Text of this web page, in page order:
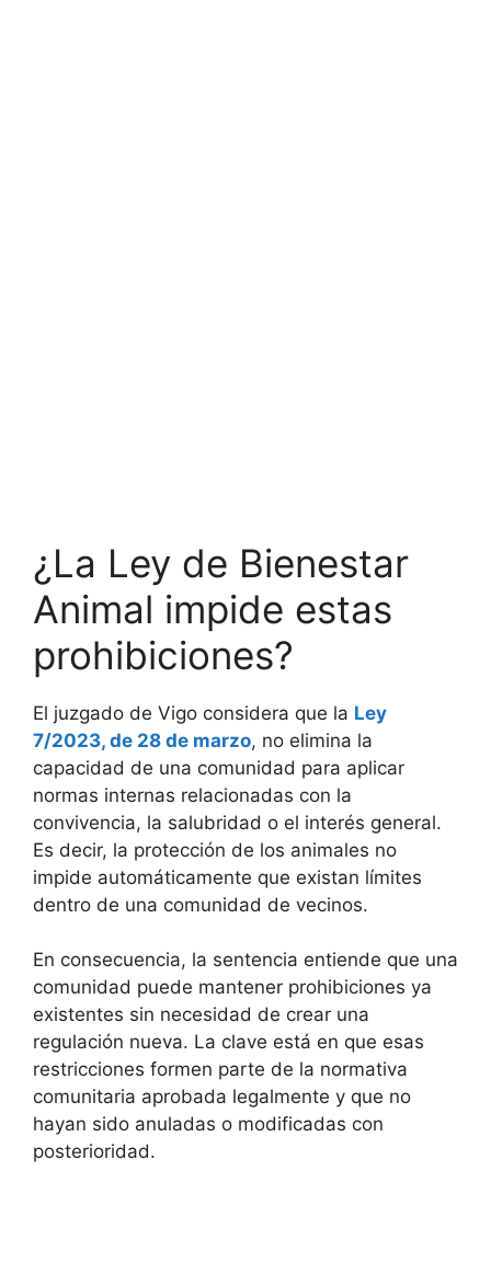
¿La Ley de Bienestar
Animal impide estas
prohibiciones?
El juzgado de Vigo considera que la Ley
7/2023, de 28 de marzo, no elimina la
capacidad de una comunidad para aplicar
normas internas relacionadas con la
convivencia, la salubridad o el interés general.
Es decir, la protección de los animales no
impide automáticamente que existan límites
dentro de una comunidad de vecinos.
En consecuencia, la sentencia entiende que una
comunidad puede mantener prohibiciones ya
existentes sin necesidad de crear una
regulación nueva. La clave está en que esas
restricciones formen parte de la normativa
comunitaria aprobada legalmente y que no
hayan sido anuladas o modificadas con
posterioridad.